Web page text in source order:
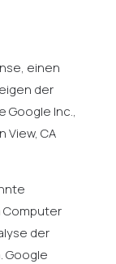
einen
der
Google Inc.,
View, CA
Computer
der
Google